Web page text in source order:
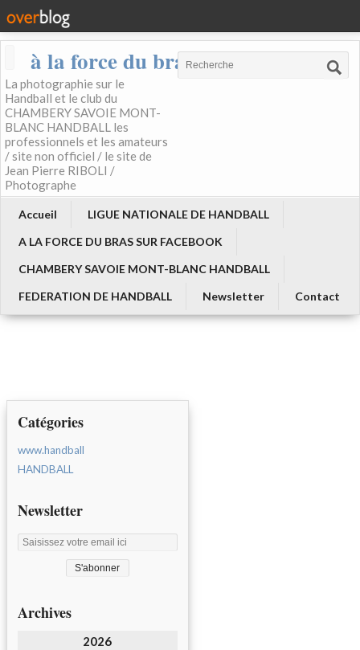
à la force du bras
La photographie sur le
Handball et le club du
CHAMBERY SAVOIE MONT-
BLANC HANDBALL les
professionnels et les amateurs
/ site non officiel / le site de
Jean Pierre RIBOLI /
Photographe
Accueil
LIGUE NATIONALE DE HANDBALL
A LA FORCE DU BRAS SUR FACEBOOK
CHAMBERY SAVOIE MONT-BLANC HANDBALL
FEDERATION DE HANDBALL
Newsletter Contact
Catégories
www.handball
HANDBALL
Newsletter
Archives
2026